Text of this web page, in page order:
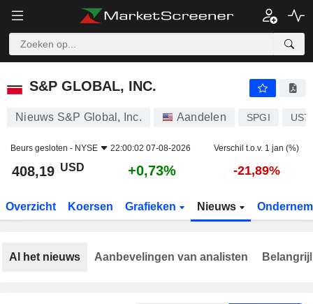
S&P GLOBAL, INC.
S&P GLOBAL, INC.
Nieuws S&P Global, Inc. Aandelen SPGI
Beurs gesloten - NYSE 22:00:02 07-08-2026 Verschil t.o.v. 1 jan (%)
408,19 USD +0,73% -21,89%
Overzicht Koersen Grafieken Nieuws
Al het nieuws Aanbevelingen van analisten